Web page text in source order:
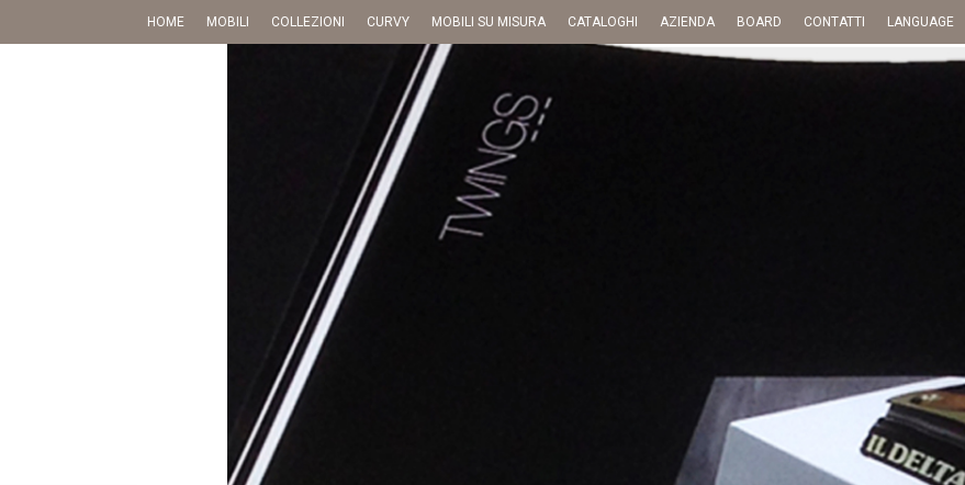
HOME MOBILI COLLEZIONI CURVY MOBILI SU MISURA CATALOGHI AZIENDA BOARD CONTATTI LANGUAGE